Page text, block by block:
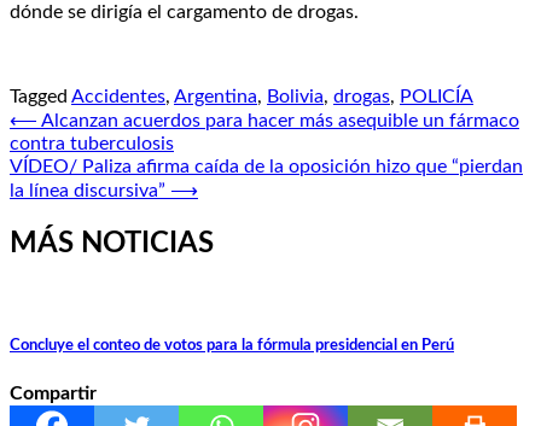
dónde se dirigía el cargamento de drogas.
Tagged Accidentes, Argentina, Bolivia, drogas, POLICÍA
Navegación
de
entradas
⟵ Alcanzan acuerdos para hacer más asequible un fármaco
contra tuberculosis
VÍDEO/ Paliza afirma caída de la oposición hizo que “pierdan
la línea discursiva” ⟶
MÁS NOTICIAS
Concluye el conteo de votos para la fórmula presidencial en Perú
Compartir